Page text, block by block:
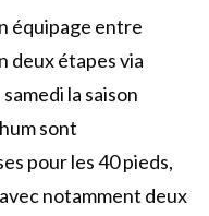
équipage entre
deux étapes via
la saison
sont
pour les 40 pieds,
notamment deux